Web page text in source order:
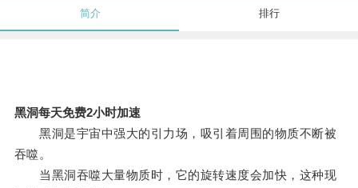
简介 排行
黑洞每天免费2小时加速
黑洞是宇宙中强大的引力场，吸引着周围的物质不断被
吞噬。
当黑洞吞噬大量物质时，它的旋转速度会加快，这种现